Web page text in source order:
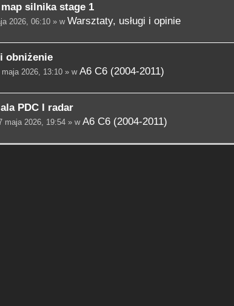
silnika stage 1
2026, 06:10 » w Warsztaty, usługi i opinie
obniżenie
2026, 13:10 » w A6 C6 (2004-2011)
PDC I radar
maja 2026, 19:54 » w A6 C6 (2004-2011)